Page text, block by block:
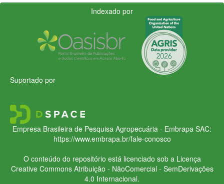
Indexado por
Suportado por
Empresa Brasileira de Pesquisa Agropecuária - Embrapa SAC:
https://www.embrapa.br/fale-conosco
O conteúdo do repositório está licenciado sob a Licença
Creative CommonsAtribuição - NãoComercial - SemDerivações
4.0 Internacional.